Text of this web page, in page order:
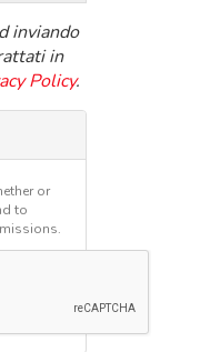
inviando
in
Policy.
or
to